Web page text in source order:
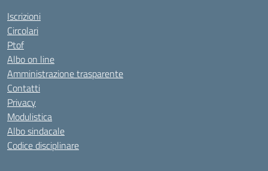
Iscrizioni
Circolari
Ptof
Albo on line
Amministrazione trasparente
Contatti
Privacy
Modulistica
Albo sindacale
Codice disciplinare